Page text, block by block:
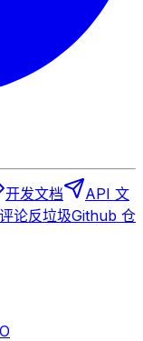
开发文档
API 文
论反垃圾Github 仓